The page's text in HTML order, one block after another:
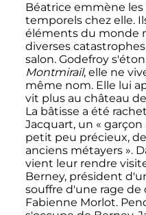
Béatrice emmène
temporels chez elle.
éléments du monde
diverses
salon. Godefroy
Montmirail, elle ne
même nom. Elle lui
vit plus au château
La bâtisse a été
Jacquart, un «
petit peu précieux,
anciens métayers ».
vient leur rendre
Berney, président
souffre d'une rage de
Fabienne Morlot.